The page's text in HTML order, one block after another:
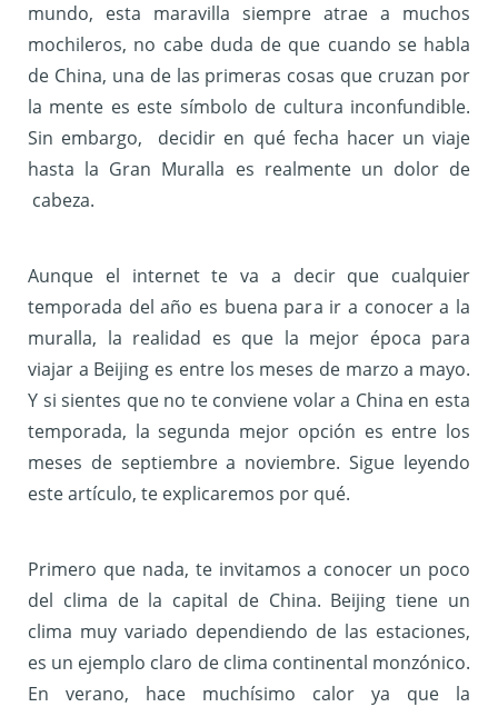
mundo, esta maravilla siempre atrae a muchos
mochileros, no cabe duda de que cuando se habla
de China, una de las primeras cosas que cruzan por
la mente es este símbolo de cultura inconfundible.
Sin embargo, decidir en qué fecha hacer un viaje
hasta la Gran Muralla es realmente un dolor de
cabeza.
Aunque el internet te va a decir que cualquier
temporada del año es buena para ir a conocer a la
muralla, la realidad es que la mejor época para
viajar a Beijing es entre los meses de marzo a mayo.
Y si sientes que no te conviene volar a China en esta
temporada, la segunda mejor opción es entre los
meses de septiembre a noviembre. Sigue leyendo
este artículo, te explicaremos por qué.
Primero que nada, te invitamos a conocer un poco
del clima de la capital de China. Beijing tiene un
clima muy variado dependiendo de las estaciones,
es un ejemplo claro de clima continental monzónico.
En verano, hace muchísimo calor ya que la